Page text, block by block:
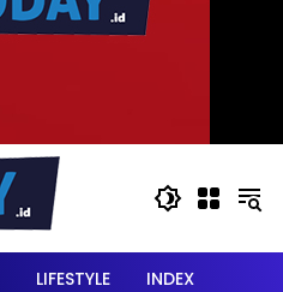
LIFESTYLE INDEX